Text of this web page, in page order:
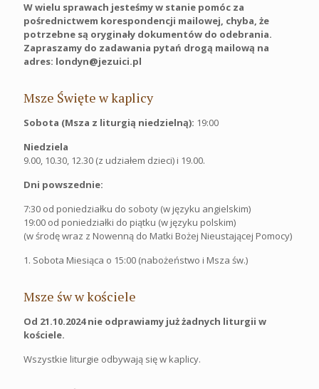
W wielu sprawach jesteśmy w stanie pomóc za
pośrednictwem korespondencji mailowej, chyba, że
potrzebne są oryginały dokumentów do odebrania.
Zapraszamy do zadawania pytań drogą mailową na
adres: londyn@jezuici.pl
Msze Święte w kaplicy
Sobota (Msza z liturgią niedzielną): 19:00
Niedziela
9.00, 10.30, 12.30 (z udziałem dzieci) i 19.00.
Dni powszednie:
7:30 od poniedziałku do soboty (w języku angielskim)
19:00 od poniedziałki do piątku (w języku polskim)
(w środę wraz z Nowenną do Matki Bożej Nieustającej Pomocy)
1. Sobota Miesiąca o 15:00 (nabożeństwo i Msza św.)
Msze św w kościele
Od 21.10.2024 nie odprawiamy już żadnych liturgii w
kościele.
Wszystkie liturgie odbywają się w kaplicy.